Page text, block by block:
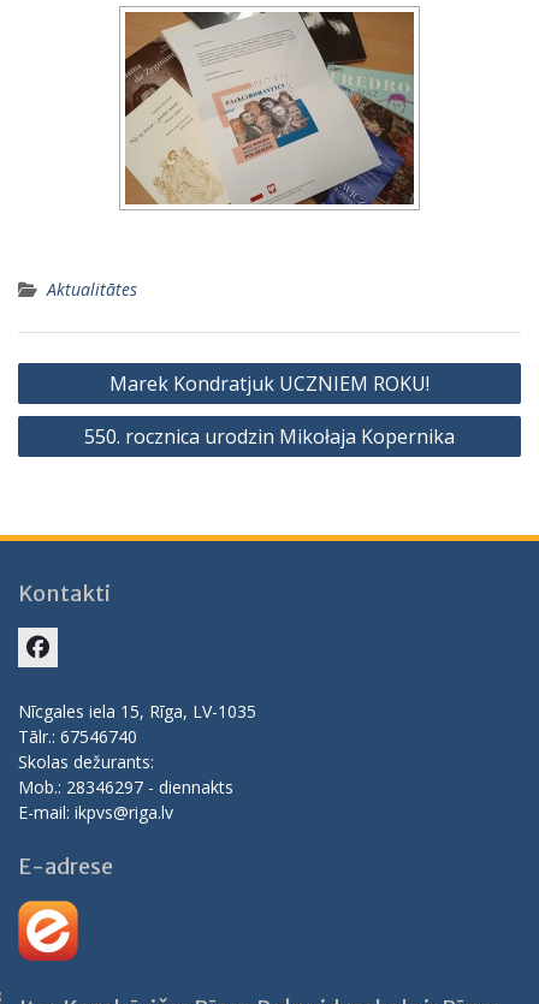
Aktualitātes
Ziņu
izvēlne
Marek Kondratjuk UCZNIEM ROKU!
550. rocznica urodzin Mikołaja Kopernika
Kontakti
Nīcgales iela 15, Rīga, LV-1035
Tālr.: 67546740
Skolas dežurants:
Mob.: 28346297 - diennakts
E-mail: ikpvs@riga.lv
E-adrese